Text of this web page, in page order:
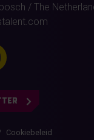
/ The
Cookiebeleid